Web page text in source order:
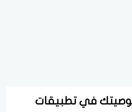
في تطبيقات